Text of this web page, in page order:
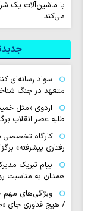
با ماشین‌آلات یک
می‌کند
سواد رسانه‌ایِ
متعهد در جنگ
اردوی «مثل
طلبه عصر انقلاب
کارگاه تخصصی
رفتاری پیشرفته»
پیام تبریک
همدان به مناسبت
ویژگی‌های مهم
/ هیچ فناوری‌ جای